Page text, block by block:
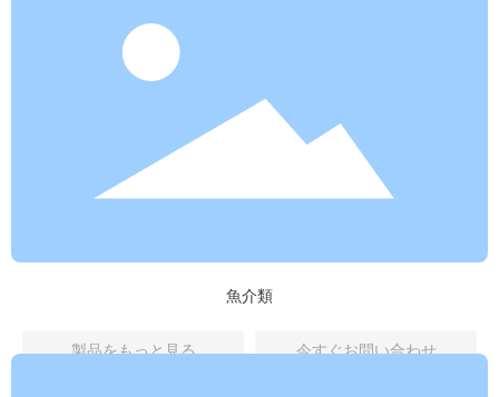
魚介類
製品をもっと見る 今すぐお問い合わせ